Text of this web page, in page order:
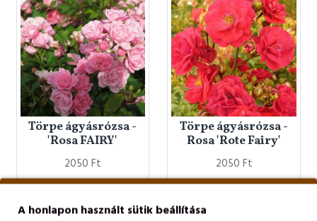
Törpe ágyásrózsa -
'Rosa FAIRY'
2050 Ft
Törpe ágyásrózsa -
Rosa 'Rote Fairy'
2050 Ft
A honlapon használt sütik beállítása